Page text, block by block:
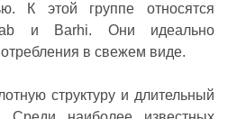
К этой группе относятся
и Barhi. Они идеально
в свежем виде.
структуру и длительный